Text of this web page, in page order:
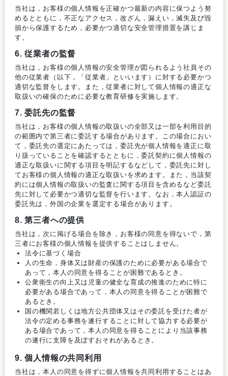
当社は，お客様の個人情報を正確かつ最新の内容に保つよう努
めるとともに，不正なアクセス，改ざん，漏えい，滅失及び毀
損から保護するため，必要かつ適切な安全管理措置を講じま
す。
6. 従業者の監督
当社は，お客様の個人情報の安全管理が図られるよう社員その
他の従業者（以下，「従業者」といいます）に対する必要かつ
適切な監督をします。また，従業者に対して個人情報の適正な
取扱いの確保のために必要な教育研修を実施します。
7. 委託先の監督
当社は，お客様の個人情報の取扱いの全部又は一部を利用目的
の範囲内で第三者に委託する場合があります。この場合におい
て，委託先の選定にあたっては，委託先が個人情報を適正に取
り扱っていることを確認するとともに，委託契約に個人情報の
適正な取扱いに関する項目を明記するなどして，委託先に対し
てお客様の個人情報の適正な取扱いを求めます。また，当該契
約には個人情報の取扱いの監査に関する項目を含めるなど委託
先に対して必要かつ適切な監督を行います。なお，本人認証の
委託先は，外国の企業を選定する場合があります。
8. 第三者への提供
当社は，次に掲げる場合を除き，お客様の同意を得ないで，第
三者にお客様の個人情報を提供することはしません。
法令に基づく場合
人の生命，身体又は財産の保護のために必要がある場合で
あって，本人の同意を得ることが困難であるとき。
公衆衛生の向上又は児童の健全な育成の推進のために特に
必要がある場合であって，本人の同意を得ることが困難で
あるとき。
国の機関若しくは地方公共団体又はその委託を受けた者が
法令の定める事務を遂行することに対して協力する必要が
ある場合であって，本人の同意を得ることにより当該事務
の遂行に支障を及ぼすおそれがあるとき。
9. 個人情報の共同利用
当社は，本人の同意を得ずに個人情報を共同利用することはあ